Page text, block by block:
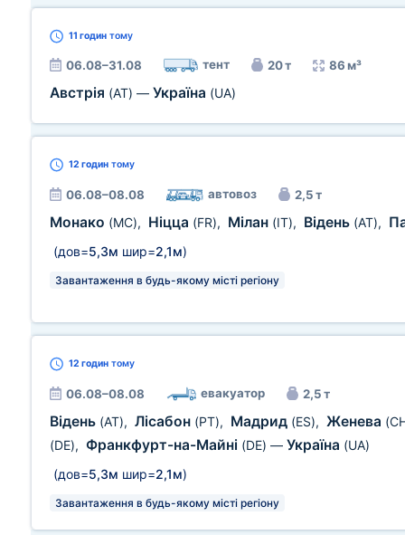
11 годин тому
06.08–31.08 тент 20 т 86 м³
Австрія (AT) — Україна (UA)
12 годин тому
06.08–08.08 автовоз 2,5 т
Монако (MC), Ніцца (FR), Мілан (IT), Відень (AT),
(дов=5,3м шир=2,1м)
Завантаження в будь-якому місті регіону
12 годин тому
06.08–08.08 евакуатор 2,5 т
Відень (AT), Лісабон (PT), Мадрид (ES), Женева
(DE), Франкфурт-на-Майні (DE) — Україна (UA)
(дов=5,3м шир=2,1м)
Завантаження в будь-якому місті регіону